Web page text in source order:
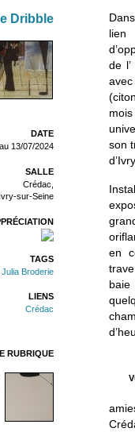
Dribble
DATE
13/07/2024
SALLE
Crédac,
Ivry-sur-Seine
TAGS
Julia Broderie
LIENS
Crédac
RUBRIQUE
lien
de
son
en